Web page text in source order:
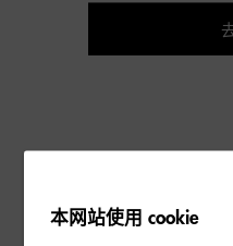
本网站使用 cookie